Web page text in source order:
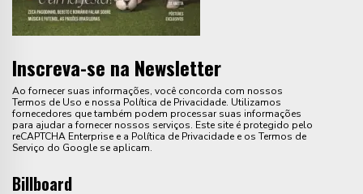
Inscreva-se na Newsletter
Ao fornecer suas informações, você concorda com nossos
Termos de Uso e nossa Política de Privacidade. Utilizamos
fornecedores que também podem processar suas informações
para ajudar a fornecer nossos serviços. Este site é protegido pelo
reCAPTCHA Enterprise e a Política de Privacidade e os Termos de
Serviço do Google se aplicam.
Billboard